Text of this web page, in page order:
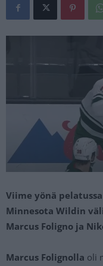
Viime yönä
Minnesota Wildin
Marcus Foligno ja
Marcus Folignolla oli